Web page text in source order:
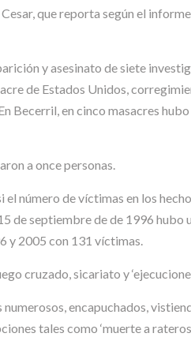
que reporta según el
y asesinato de siete
de Estados Unidos,
Becerril, en cinco masacres hubo
a once personas.
el número de víctimas en los
de septiembre de de 1996 hubo
y 2005 con 131 víctimas.
cruzado, sicariato y
encapuchados,
tales como ‘muerte a